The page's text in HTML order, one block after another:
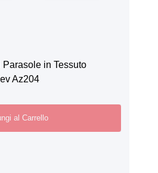
in Tessuto
Az204
al Carrello